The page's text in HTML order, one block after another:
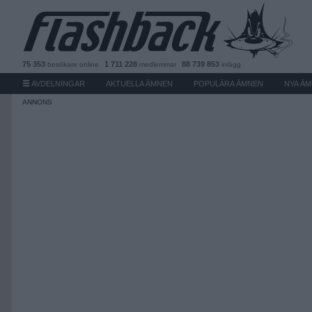
75 353 besökare online 1 711 228 medlemmar 88 739 853 inlägg
AVDELNINGAR AKTUELLA ÄMNEN POPULÄRA ÄMNEN NYA